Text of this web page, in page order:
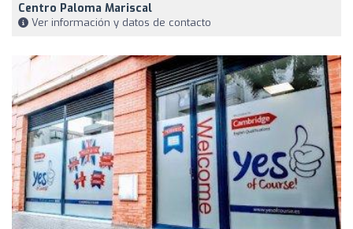
Centro Paloma Mariscal
Ver información y datos de contacto